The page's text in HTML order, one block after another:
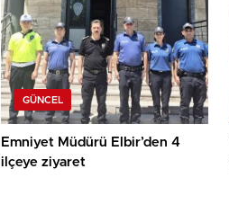
GÜNCEL
Emniyet Müdürü Elbir’den 4
ilçeye ziyaret